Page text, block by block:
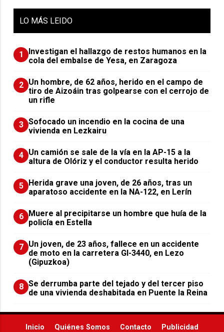
LO MÁS LEIDO
1
Investigan el hallazgo de restos humanos en la
cola del embalse de Yesa, en Zaragoza
2 Un hombre, de 62 años, herido en el campo de
tiro de Aizoáin tras golpearse con el cerrojo de
un rifle
3 Sofocado un incendio en la cocina de una
vivienda en Lezkairu
4 Un camión se sale de la vía en la AP-15 a la
altura de Olóriz y el conductor resulta herido
5 Herida grave una joven, de 26 años, tras un
aparatoso accidente en la NA-122, en Lerín
6 Muere al precipitarse un hombre que huía de la
policía en Estella
7 Un joven, de 23 años, fallece en un accidente
de moto en la carretera GI-3440, en Lezo
(Gipuzkoa)
8 Se derrumba parte del tejado y del tercer piso
de una vivienda deshabitada en Puente la Reina
Inicio Quiénes Somos Contacto
Publicidad